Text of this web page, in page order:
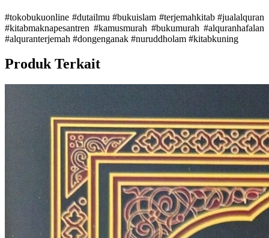
#tokobukuonline #dutailmu #bukuislam #terjemahkitab #jualalquran
#kitabmaknapesantren #kamusmurah #bukumurah #alquranhafalan
#alquranterjemah #dongenganak #nuruddholam #kitabkuning
Produk Terkait